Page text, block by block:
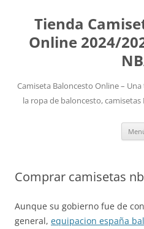
Tienda
Online 2024/
Camiseta Baloncesto Online –
la ropa de baloncesto,
Comprar camisetas
Aunque su gobierno fue de
general, equipacion españa